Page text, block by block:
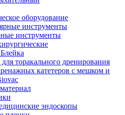
оборудование
инструменты
инструменты
торакального дренирования
катетеров с мешком и
эндоскопы